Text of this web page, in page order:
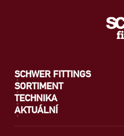
SCHWER FITTINGS
SORTIMENT
TECHNIKA
AKTUÁLNÍ